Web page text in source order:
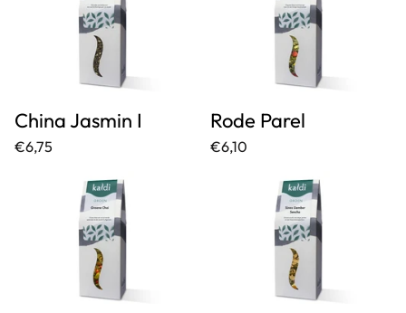
China Jasmin I
€6,75
Rode Parel
€6,10